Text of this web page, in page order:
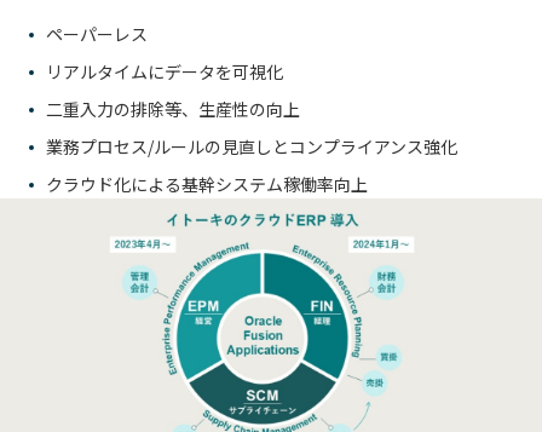
ペーパーレス
リアルタイムにデータを可視化
二重入力の排除等、生産性の向上
業務プロセス/ルールの見直しとコンプライアンス強化
クラウド化による基幹システム稼働率向上